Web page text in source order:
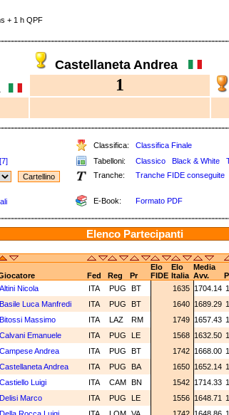
+ 1 h QPF
Castellaneta Andrea
1
Classifica: Classifica Finale
[7] Tabelloni: Classico Black & White
Tranche: Tranche FIDE conseguite
E-Book: Formato PDF
Elenco Partecipanti
Elo Elo Media
Fed Reg Pr FIDE Italia Avv.
Altini Nicola ITA PUG BT 1635 1704.14
Basile Luca Manfredi ITA PUG BT 1640 1689.29
Bitossi Massimo ITA LAZ RM 1749 1657.43
Calvani Emanuele ITA PUG LE 1568 1632.50
Campese Andrea ITA PUG BT 1742 1668.00
Castellaneta Andrea ITA PUG BA 1650 1652.14
Castiello Luigi ITA CAM BN 1542 1714.33
Delisi Marco ITA PUG LE 1556 1648.71